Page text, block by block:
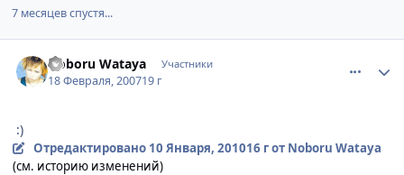
7 месяцев спустя...
Noboru Wataya Участники
18 Февраля, 200719 г
:)
Отредактировано 10 Января, 201016 гот Noboru Wataya
(см. историю изменений)